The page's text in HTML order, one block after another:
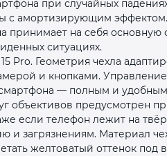
при случайных
с амортизирующим
принимает на себя
ситуациях.
Pro. Геометрия чехла
и кнопками.
— полным и
объективов предусмотрен
если телефон лежит на
и загрязнениям. Материал
желтоватый оттенок